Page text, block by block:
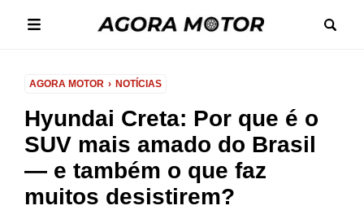
AGORA MOTOR NOTÍCIAS
Hyundai Creta: Por que é o
SUV mais amado do Brasil
— e também o que faz
muitos desistirem?